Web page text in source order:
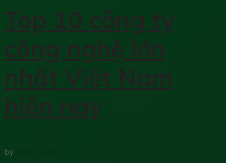
Top 10 công ty
công nghệ lớn
nhất Việt Nam
hiện nay
by